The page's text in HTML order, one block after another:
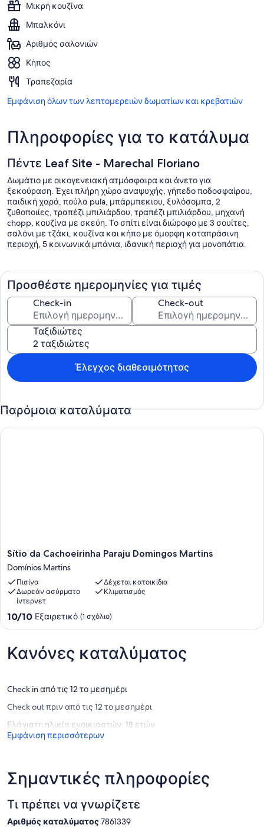
Μικρή κουζίνα
Μπαλκόνι
Αριθμός σαλονιών
Κήπος
Τραπεζαρία
Εμφάνιση όλων των λεπτομερειών δωματίων και κρεβατιών
Πληροφορίες για το κατάλυμα
Πέντε Leaf Site - Marechal Floriano
Δωμάτιο με οικογενειακή ατμόσφαιρα και άνετο για
ξεκούραση. Έχει πλήρη χώρο αναψυχής, γήπεδο ποδοσφαίρου,
παιδική χαρά, πούλα pula, μπάρμπεκιου, ξυλόσομπα, 2
ζυθοποιίες, τραπέζι μπιλιάρδου, τραπέζι μπιλιάρδου, μηχανή
chopp, κουζίνα με σκεύη. Το σπίτι είναι διώροφο με 3 σουίτες,
σαλόνι με τζάκι, κουζίνα και κήπο με όμορφη καταπράσινη
περιοχή, 5 κοινωνικά μπάνια, ιδανική περιοχή για μονοπάτια.
Προσθέστε ημερομηνίες για τιμές
Check-in Check-out
Ταξιδιώτες
Έλεγχος διαθεσιμότητας
Παρόμοια καταλύματα
Sítio
da
Cachoeirinha
Paraju
Domingos
Martins
Domínios
Martins
Sítio da Cachoeirinha Paraju Domingos Martins
Domínios Martins
Πισίνα
Δέχεται κατοικίδια
Δωρεάν ασύρματο
ίντερνετ
Κλιματισμός
10.0
στα
Εξαιρετικό,
(1
10/10 Εξαιρετικό (1 σχόλιο)
Sítio da Cachoeirinha Paraju Domingos Martins
Κανόνες καταλύματος
Check in από τις 12 το μεσημέρι
Check out πριν από τις 12 το μεσημέρι
Ελάχιστη ηλικία ενοικιαστών: 18 ετών
Εμφάνιση περισσότερων
Σημαντικές πληροφορίες
Τι πρέπει να γνωρίζετε
Αριθμός καταλύματος7861339